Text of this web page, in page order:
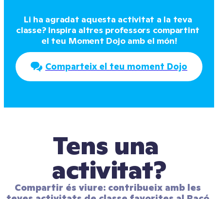
Li ha agradat aquesta activitat a la teva
classe? Inspira altres professors compartint
el teu Moment Dojo amb el món!
Comparteix el teu moment Dojo
Tens una
activitat?
Compartir és viure: contribueix amb les